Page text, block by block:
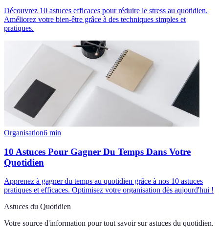
Découvrez 10 astuces efficaces pour réduire le stress au quotidien.
Améliorez votre bien-être grâce à des techniques simples et
pratiques.
Organisation6 min
10 Astuces Pour Gagner Du Temps Dans Votre
Quotidien
Apprenez à gagner du temps au quotidien grâce à nos 10 astuces
pratiques et efficaces. Optimisez votre organisation dès aujourd'hui !
Astuces du Quotidien
Votre source d'information pour tout savoir sur astuces du quotidien.